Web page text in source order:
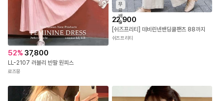
52% 37,800
LL-2107 러블리 반팔 원피스
로즈몽
무
료
배
송
22,900
[쉬즈프리티] 데비린넨밴딩쿨팬츠 88까지
쉬즈프리티